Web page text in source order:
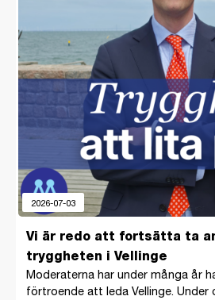
2026-07-03
Vi är redo att fortsätta ta
tryggheten i Vellinge
Moderaterna har under många år
förtroende att leda Vellinge. Under